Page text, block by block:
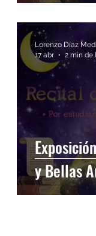
y Bellas
Lorenzo Diaz
17 abr
2 min de